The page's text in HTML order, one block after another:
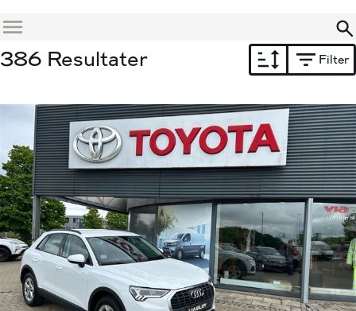
Menu
386 Resultater Filter